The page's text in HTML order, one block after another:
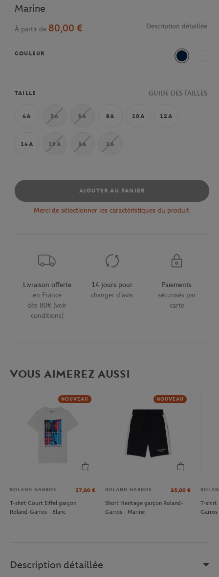
Marine
À partir de 80,00 € Description détaillée
COULEUR
Bleu Marine
TAILLE GUIDE DES TAILLES
4A 5A 6A 8A 10A 12A
14A 16A 3A 2A
AJOUTER AU PANIER
Merci de sélectionner les caractéristiques du produit.
Livraison offerte
en France
dès 80€ (voir
conditions)
14 jours pour
changer d'avis
Paiements
sécurisés par
carte
VOUS AIMEREZ AUSSI
NOUVEAU
ROLAND GARROS 27,00 €
T-shirt Court Eiffel garçon
Roland-Garros - Blanc
NOUVEAU
ROLAND GARROS 35,00 €
Short Heritage garçon Roland-
Garros - Marine
T-shirt
Description détaillée